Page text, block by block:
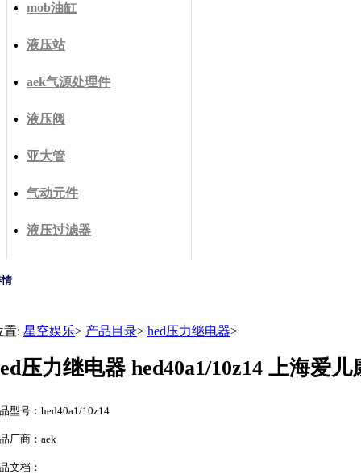
mob油缸
液压站
aek气源处理件
液压阀
亚大管
气动元件
液压过滤器
置: 星空娱乐> 产品目录> hed压力继电器>
压力继电器 hed40a1/10z14 上海爱
型号：hed40a1/10z14
厂商：aek
文档：